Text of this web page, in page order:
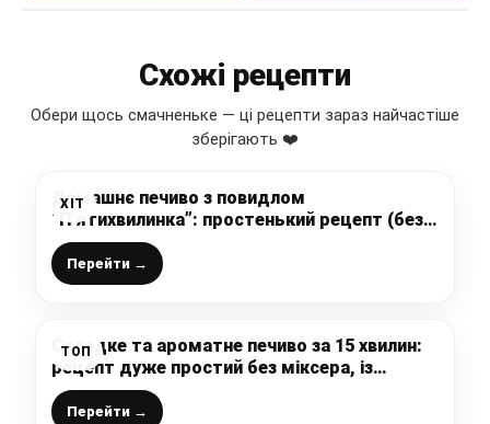
Схожі рецепти
Обери щось смачненьке — ці рецепти зараз найчастіше
зберігають ❤️
ХІТ
Домашнє печиво з повидлом
“П’ятихвилинка”: простенький рецепт (без
цукру і без яєць), а так смачно виходить,
що з’їдають миттєво
Перейти →
ТОП
Солодке та ароматне печиво за 15 хвилин:
рецепт дуже простий без міксера, із
простих інгредієнтів – це, мабуть,
найпростіше печиво, яке я робила
Перейти →